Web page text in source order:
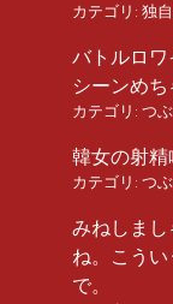
カテゴリ: 独
バトルロ
シーンめ
カテゴリ: つ
韓女の射精
カテゴリ: つ
みねしま
ね。こう
で。